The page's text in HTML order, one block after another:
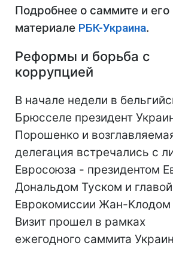
Подробнее о саммите и его
материале РБК-Украина.
Реформы и борьба с
коррупцией
В начале недели в
Брюсселе президент
Порошенко и
делегация встречались с
Евросоюза - президентом
Дональдом Туском и главой
Еврокомиссии Жан-
Визит прошел в рамках
ежегодного саммита